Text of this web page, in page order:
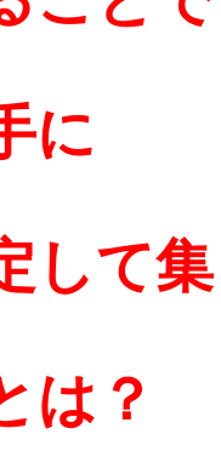
に
して集
は？